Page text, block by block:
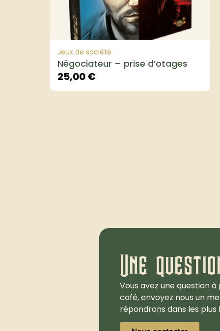
Jeux de société
Négociateur – prise d’otages
25,00€
Une
Vous avez une question
café, envoyez nous un
répondrons dans les plus